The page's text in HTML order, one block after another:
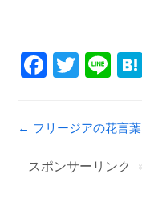
F
c
e
b
T
tt
er
Li
e
Post navigation
← フリージアの花言葉
スポンサーリンク